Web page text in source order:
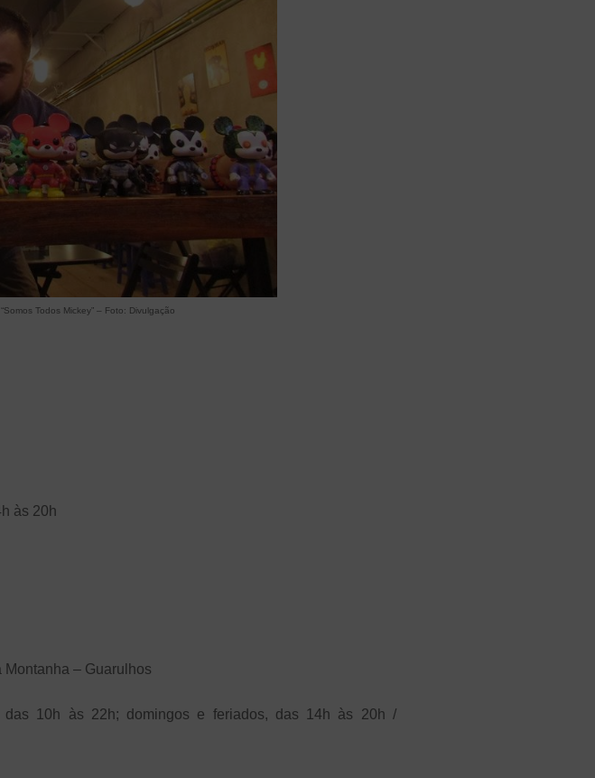
Todos Mickey” – Foto: Divulgação
às 20h
Montanha – Guarulhos
das 10h às 22h; domingos e feriados, das 14h às 20h /